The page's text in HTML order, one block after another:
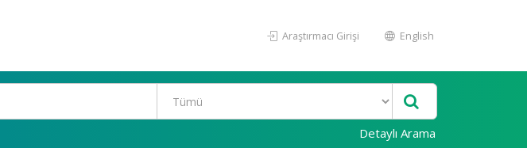
Araştırmacı Girişi English
Detaylı Arama